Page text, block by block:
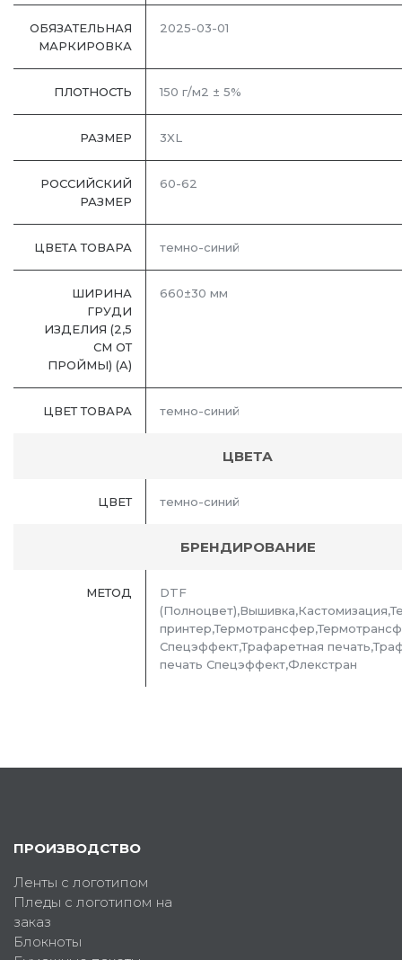
ОБЯЗАТЕЛЬНАЯ
МАРКИРОВКА
2025-03-01
ПЛОТНОСТЬ 150 г/м2 ± 5%
РАЗМЕР 3XL
РОССИЙСКИЙ
РАЗМЕР
60-62
ЦВЕТА ТОВАРА темно-синий
ШИРИНА
ГРУДИ
ИЗДЕЛИЯ (2,5
СМ ОТ
ПРОЙМЫ) (A)
660±30 мм
ЦВЕТ ТОВАРА темно-синий
ЦВЕТА
ЦВЕТ темно-синий
БРЕНДИРОВАНИЕ
МЕТОД
DTF
Спецэффект,Трафаретная
печать Спецэффект,Флекстран
ПРОИЗВОДСТВО
Ленты с логотипом
Пледы с логотипом на
заказ
Блокноты